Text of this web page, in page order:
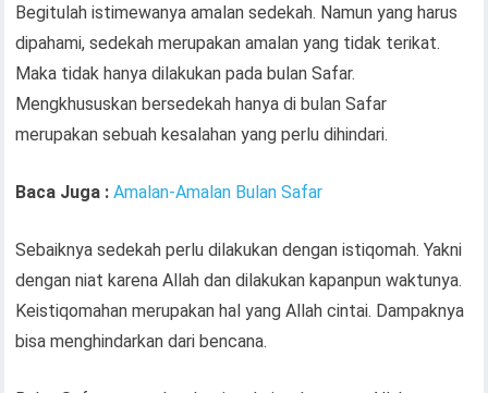
Begitulah istimewanya amalan sedekah. Namun yang harus
dipahami, sedekah merupakan amalan yang tidak terikat.
Maka tidak hanya dilakukan pada bulan Safar.
Mengkhususkan bersedekah hanya di bulan Safar
merupakan sebuah kesalahan yang perlu dihindari.
Baca Juga : Amalan-Amalan Bulan Safar
Sebaiknya sedekah perlu dilakukan dengan istiqomah. Yakni
dengan niat karena Allah dan dilakukan kapanpun waktunya.
Keistiqomahan merupakan hal yang Allah cintai. Dampaknya
bisa menghindarkan dari bencana.